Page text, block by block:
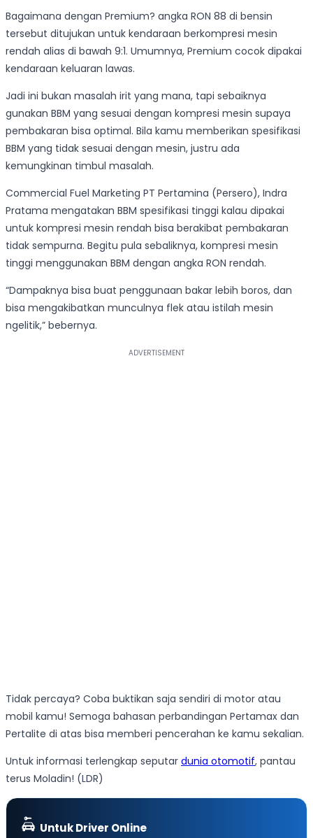
Bagaimana dengan Premium? angka RON 88 di bensin
tersebut ditujukan untuk kendaraan berkompresi mesin
rendah alias di bawah 9:1. Umumnya, Premium cocok dipakai
kendaraan keluaran lawas.
Jadi ini bukan masalah irit yang mana, tapi sebaiknya
gunakan BBM yang sesuai dengan kompresi mesin supaya
pembakaran bisa optimal. Bila kamu memberikan spesifikasi
BBM yang tidak sesuai dengan mesin, justru ada
kemungkinan timbul masalah.
Commercial Fuel Marketing PT Pertamina (Persero), Indra
Pratama mengatakan BBM spesifikasi tinggi kalau dipakai
untuk kompresi mesin rendah bisa berakibat pembakaran
tidak sempurna. Begitu pula sebaliknya, kompresi mesin
tinggi menggunakan BBM dengan angka RON rendah.
“Dampaknya bisa buat penggunaan bakar lebih boros, dan
bisa mengakibatkan munculnya flek atau istilah mesin
ngelitik,” bebernya.
Tidak percaya? Coba buktikan saja sendiri di motor atau
mobil kamu! Semoga bahasan perbandingan Pertamax dan
Pertalite di atas bisa memberi pencerahan ke kamu sekalian.
Untuk informasi terlengkap seputar dunia otomotif, pantau
terus Moladin! (LDR)
Untuk Driver Online